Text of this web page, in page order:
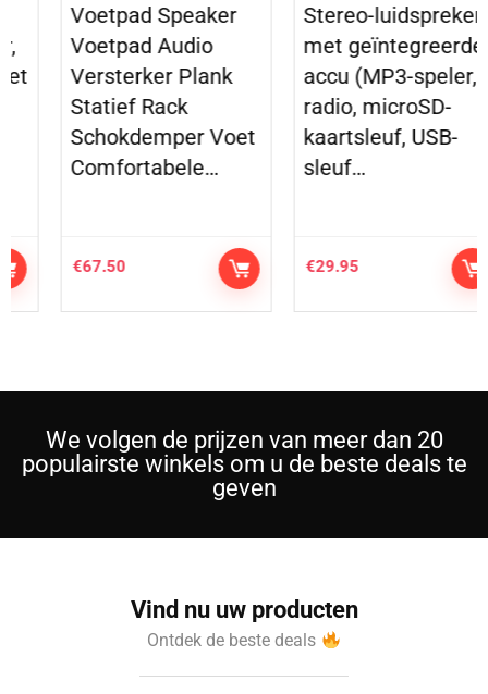
Voetpad Speaker
Voetpad Audio
Versterker Plank
Statief Rack
Schokdemper Voet
Comfortabele…
67.50
Stereo-luidspreker
met geïntegreerde
accu (MP3-speler,
radio, microSD-
kaartsleuf, USB-
sleuf…
29.95
We volgen de prijzen van meer dan 20
populairste winkels om u de beste deals te
geven
Vind nu uw producten
Ontdek de beste deals